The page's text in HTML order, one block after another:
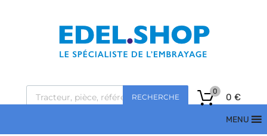
RECHERCHE 0 €
0
MENU